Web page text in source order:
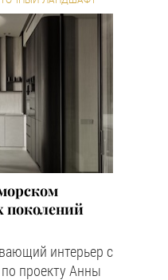
поколений
интерьер с
проекту Анны